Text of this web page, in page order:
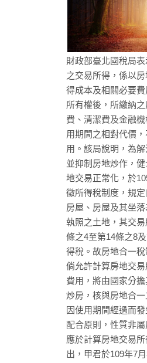
財政部臺北國稅局
之交易所得，係以
得成本及相關必要
所有權後，所繳納
費、清潔費及金融
用期間之相對代價
用。該局說明，為
並抑制房地炒作，
地交易正常化，於
徵所得稅制度，規
房屋、房屋及其坐
執照之土地，其交
條之4至第14條之8
得稅。故房地合一稅
倘允許計算房地交
費用，將由國家分
炒房，核與房地合
因使用期間經過而
配合原則，性質非
應於計算房地交易
出，甲君於109年7